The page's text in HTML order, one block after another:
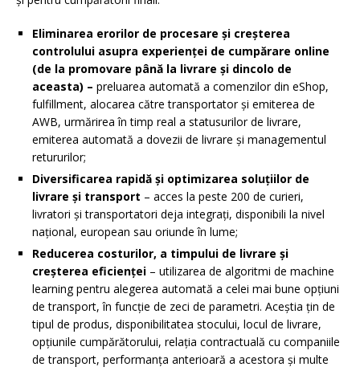
Eliminarea erorilor de procesare și creșterea
controlului asupra experienței de cumpărare online
(de la promovare până la livrare și dincolo de
aceasta) – preluarea automată a comenzilor din eShop,
fulfillment, alocarea către transportator și emiterea de
AWB, urmărirea în timp real a statusurilor de livrare,
emiterea automată a dovezii de livrare și managementul
retururilor;
Diversificarea rapidă și optimizarea soluțiilor de
livrare și transport – acces la peste 200 de curieri,
livratori și transportatori deja integrați, disponibili la nivel
național, european sau oriunde în lume;
Reducerea costurilor, a timpului de livrare și
creșterea eficienței – utilizarea de algoritmi de machine
learning pentru alegerea automată a celei mai bune opțiuni
de transport, în funcție de zeci de parametri. Aceștia țin de
tipul de produs, disponibilitatea stocului, locul de livrare,
opțiunile cumpărătorului, relația contractuală cu companiile
de transport, performanța anterioară a acestora și multe